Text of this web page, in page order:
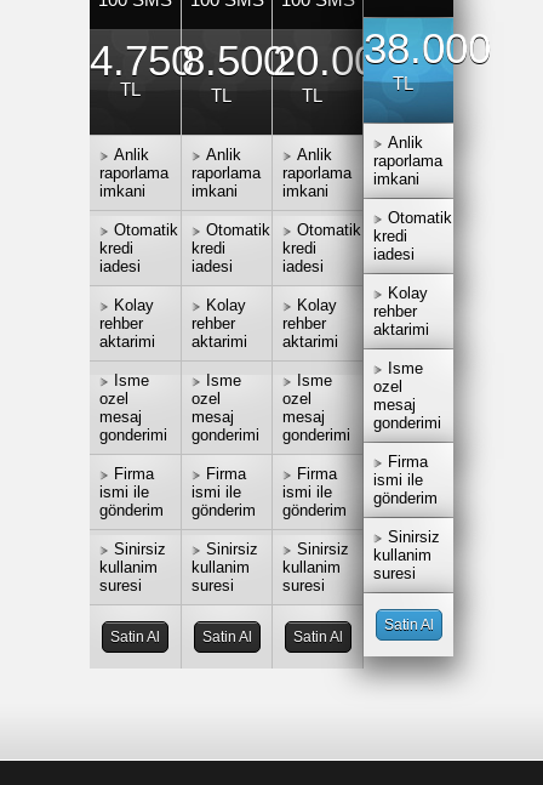
4.750
TL
8.500
TL
20.000
TL
38.000
TL
Anlik
raporlama
imkani
Anlik
raporlama
imkani
Anlik
raporlama
imkani
Anlik
raporlama
imkani
Otomatik
kredi
iadesi
Otomatik
kredi
iadesi
Otomatik
kredi
iadesi
Otomatik
kredi
iadesi
Kolay
rehber
aktarimi
Kolay
rehber
aktarimi
Kolay
rehber
aktarimi
Kolay
rehber
aktarimi
Isme
ozel
mesaj
gonderimi
Isme
ozel
mesaj
gonderimi
Isme
ozel
mesaj
gonderimi
Isme
ozel
mesaj
gonderimi
Firma
ismi ile
gönderim
Firma
ismi ile
gönderim
Firma
ismi ile
gönderim
Firma
ismi ile
gönderim
Sinirsiz
kullanim
suresi
Sinirsiz
kullanim
suresi
Sinirsiz
kullanim
suresi
Sinirsiz
kullanim
suresi
Satin Al Satin Al Satin Al
Satin Al